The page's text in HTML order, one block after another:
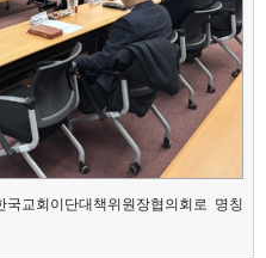
교회이단대책위원장협의회로 명칭